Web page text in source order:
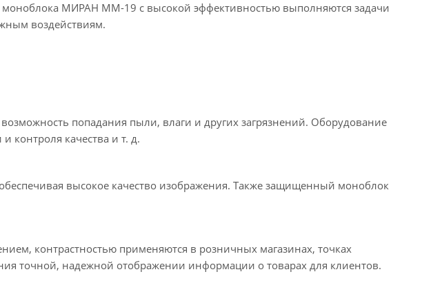
МИРАН ММ-19 с высокой эффективностью выполняются задачи
воздействиям.
попадания пыли, влаги и других загрязнений. Оборудование
контроля качества и т. д.
высокое качество изображения. Также защищенный моноблок
контрастностью применяются в розничных магазинах, точках
точной, надежной отображении информации о товарах для клиентов.